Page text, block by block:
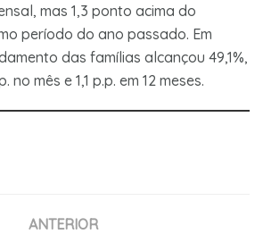
mas 1,3 ponto acima do
período do ano passado. Em
das famílias alcançou 49,1%,
no mês e 1,1 p.p. em 12 meses.
ANTERIOR